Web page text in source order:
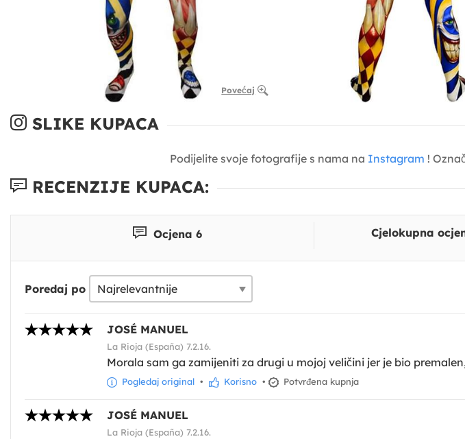
Povećaj
SLIKE KUPACA
Podijelite svoje fotografije s nama na Instagram !
RECENZIJE KUPACA:
Ocjena 6 Cjelokupna
Poredaj po
JOSÉ MANUEL
La Rioja (España) 7.2.16.
Morala sam ga zamijeniti za drugi u mojoj veličini jer je bio
Pogledaj original • Korisno • Potvrđena kupnja
JOSÉ MANUEL
La Rioja (España) 7.2.16.